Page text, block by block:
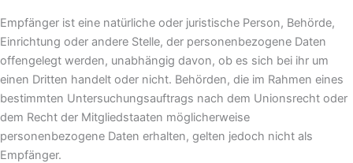
Empfänger ist eine natürliche oder juristische Person, Behörde,
Einrichtung oder andere Stelle, der personenbezogene Daten
offengelegt werden, unabhängig davon, ob es sich bei ihr um
einen Dritten handelt oder nicht. Behörden, die im Rahmen eines
bestimmten Untersuchungsauftrags nach dem Unionsrecht oder
dem Recht der Mitgliedstaaten möglicherweise
personenbezogene Daten erhalten, gelten jedoch nicht als
Empfänger.